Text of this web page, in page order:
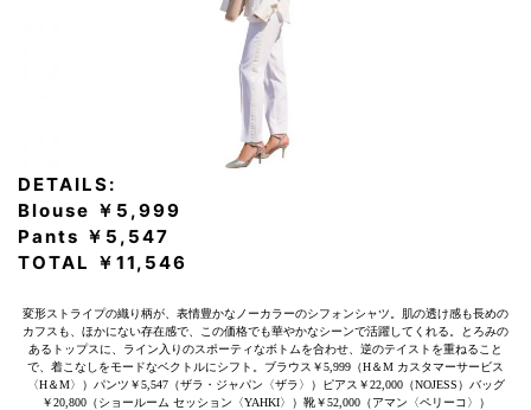
DETAILS:
Blouse ￥5,999
Pants ￥5,547
TOTAL ￥11,546
変形ストライプの織り柄が、表情豊かなノーカラーのシフォンシャツ。肌の透け感も長めの
カフスも、ほかにない存在感で、この価格でも華やかなシーンで活躍してくれる。とろみの
あるトップスに、ライン入りのスポーティなボトムを合わせ、逆のテイストを重ねること
で、着こなしをモードなベクトルにシフト。ブラウス￥5,999（H＆M カスタマーサービス
〈H＆M〉）パンツ￥5,547（ザラ・ジャパン〈ザラ〉）ピアス￥22,000（NOJESS）バッグ
￥20,800（ショールーム セッション〈YAHKI〉）靴￥52,000（アマン〈ペリーコ〉）